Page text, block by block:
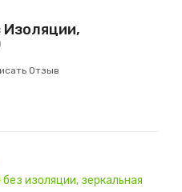
Изоляции,
Отзыв
изоляции, зеркальная